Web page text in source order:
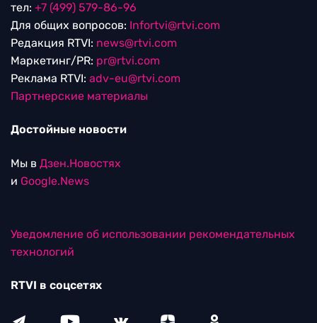
тел: +7 (499) 579-86-96
Для общих вопросов: Infortvi@rtvi.com
Редакция RTVI: news@rtvi.com
Маркетинг/PR: pr@rtvi.com
Реклама RTVI: adv-eu@rtvi.com
Партнерские материалы
Достойные новости
Мы в Дзен.Новостях
и Google.News
Уведомление об использовании рекомендательных
технологий
RTVI в соцсетях